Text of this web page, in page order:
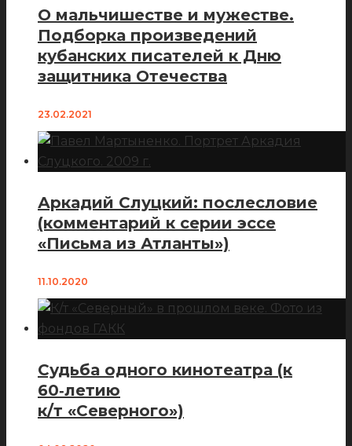
О мальчишестве и мужестве.
Подборка произведений
кубанских писателей к Дню
защитника Отечества
23.02.2021
Аркадий Слуцкий: послесловие
(комментарий к серии эссе
«Письма из Атланты»)
11.10.2020
Судьба одного кинотеатра (к
60‑летию
к/т «Северного»)